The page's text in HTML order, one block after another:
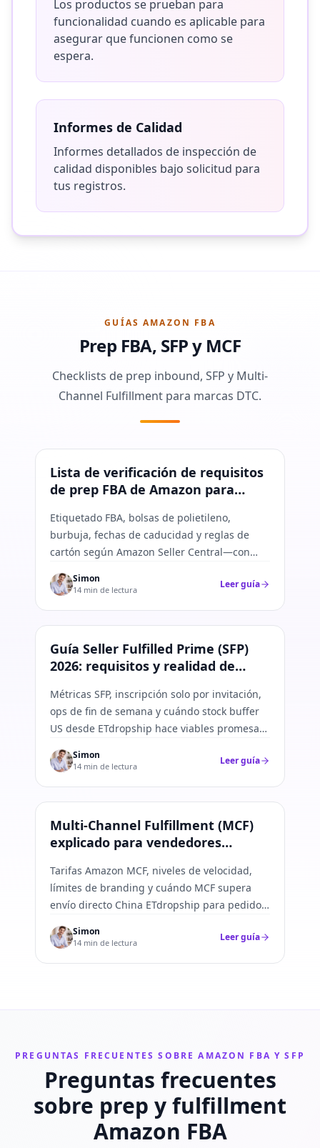
Los productos se prueban para
funcionalidad cuando es aplicable para
asegurar que funcionen como se
espera.
Informes de Calidad
Informes detallados de inspección de
calidad disponibles bajo solicitud para
tus registros.
GUÍAS AMAZON FBA
Prep FBA, SFP y MCF
Checklists de prep inbound, SFP y Multi-
Channel Fulfillment para marcas DTC.
Amazon FBA
Lista de verificación de requisitos
de prep FBA de Amazon para
Etiquetado FBA, bolsas de polietileno,
burbuja, fechas de caducidad y reglas de
cartón según Amazon Seller Central—con
Simon
14 min de lectura Leer guía
Amazon FBA
Guía Seller Fulfilled Prime (SFP)
2026: requisitos y realidad de
Métricas SFP, inscripción solo por invitación,
ops de fin de semana y cuándo stock buffer
US desde ETdropship hace viables promesas
Simon
14 min de lectura Leer guía
Amazon FBA
Multi-Channel Fulfillment (MCF)
explicado para vendedores
Tarifas Amazon MCF, niveles de velocidad,
límites de branding y cuándo MCF supera
envío directo China ETdropship para pedidos
Simon
14 min de lectura Leer guía
PREGUNTAS FRECUENTES SOBRE AMAZON FBA Y SFP
Preguntas frecuentes
sobre prep y fulfillment
Amazon FBA